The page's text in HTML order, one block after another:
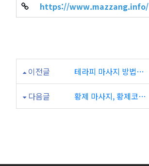
https://www.mazzang.info/
이전글 테라피 마사지 방법과 테라피와의 차이점!
다음글 황제 마사지, 황제코스는 무슨 뜻이며 어떤 마사지일까?